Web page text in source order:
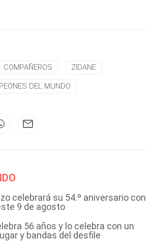
COMPAÑEROS ZIDANE
DEL MUNDO
celebrará su 54.º aniversario con
9 de agosto
56 años y lo celebra con un
y bandas del desfile